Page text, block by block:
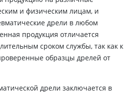
и физическим лицам, и
дрели в любом
продукция отличается
сроком службы, так как к
образцы дрелей от
дрели заключается в